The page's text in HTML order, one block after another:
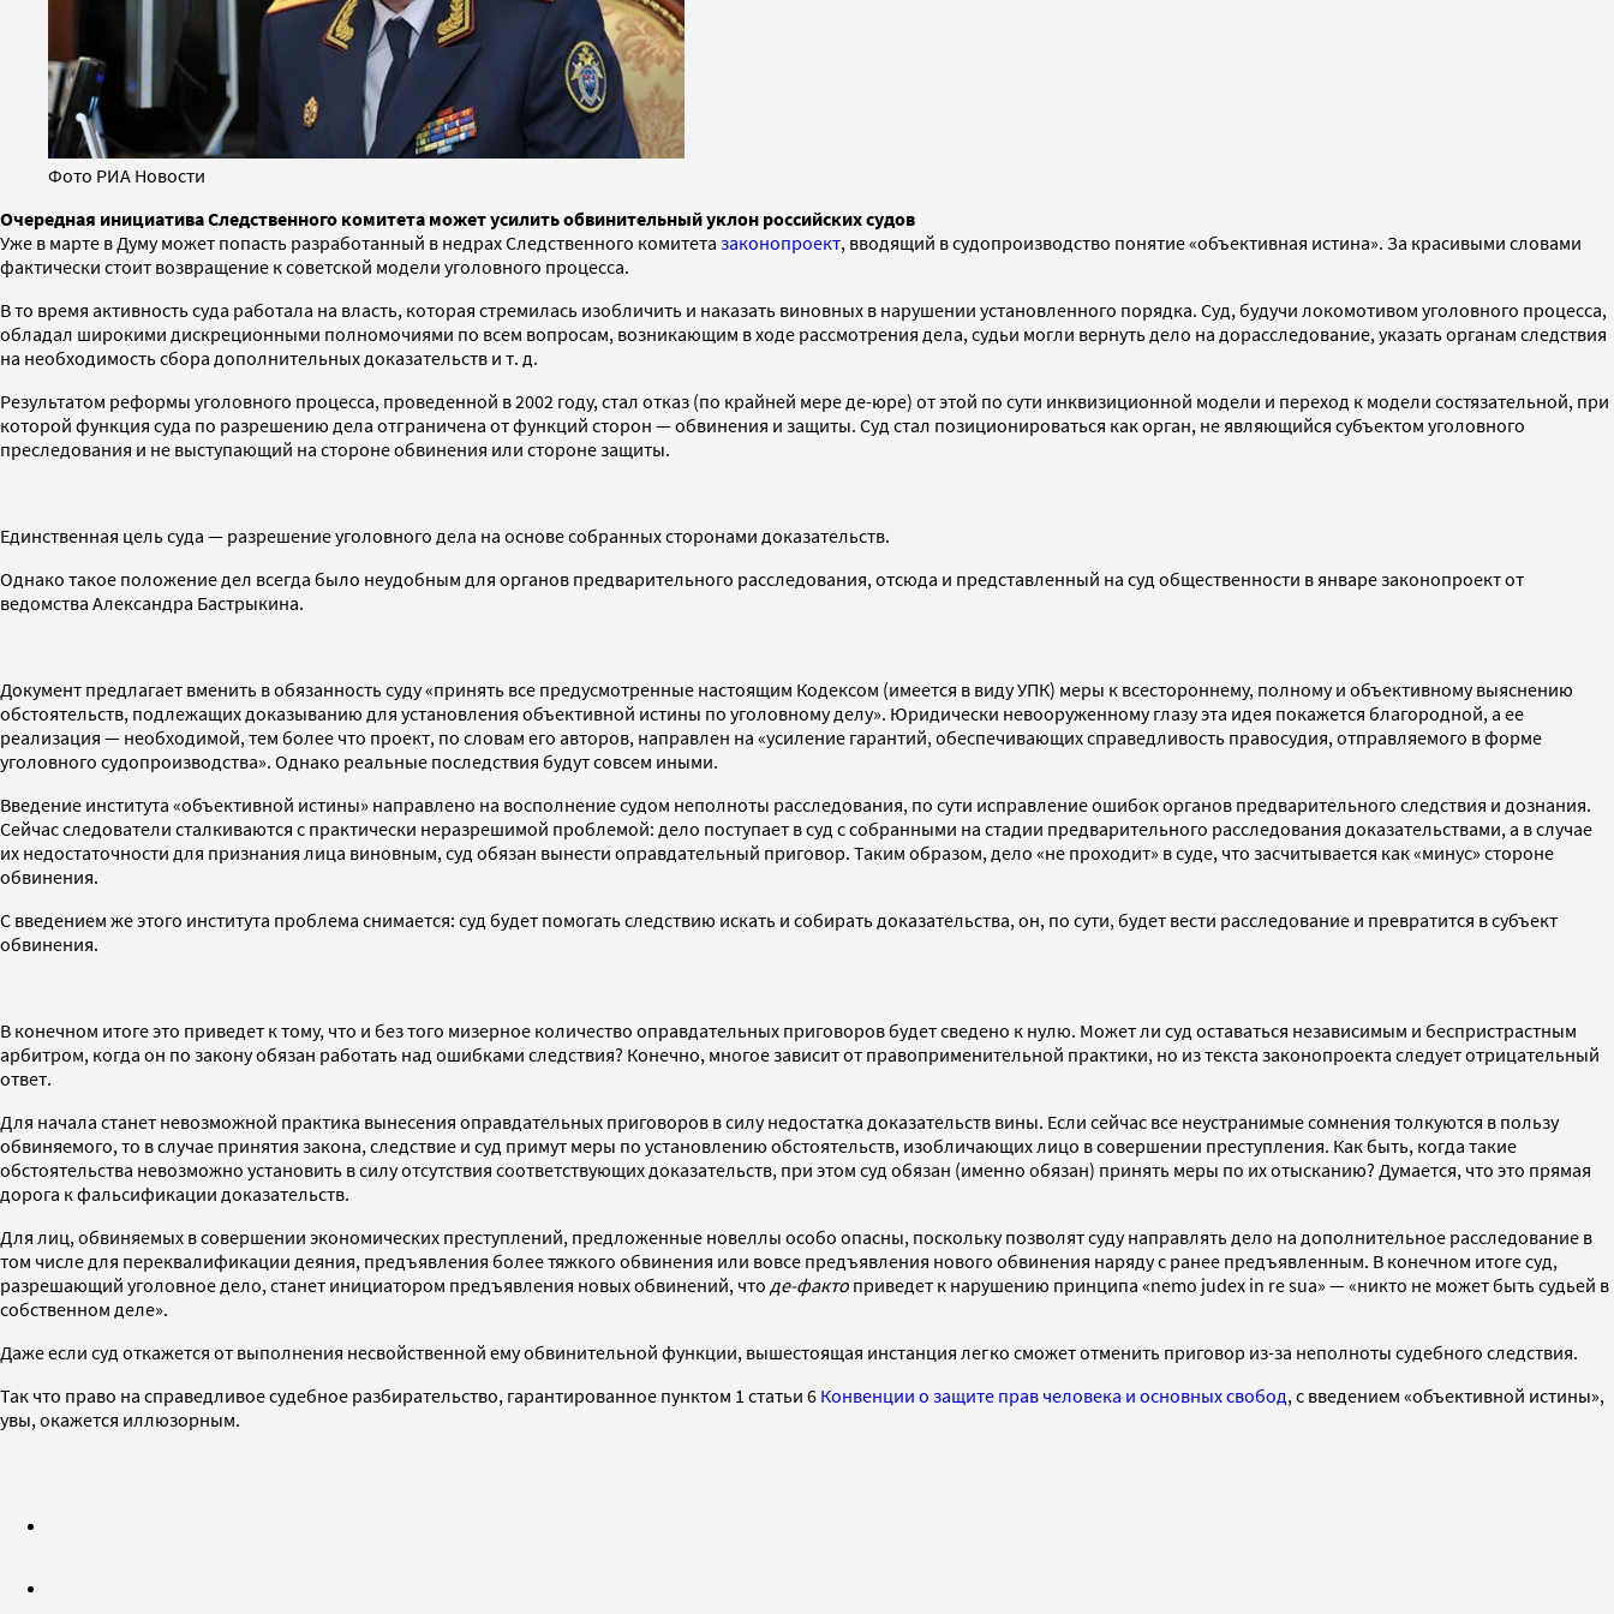
Фото РИА Новости
Очередная инициатива Следственного комитета может усилить обвинительный уклон российских судов
Уже в марте в Думу может попасть разработанный в недрах Следственного комитета законопроект, вводящий в судопроизводство понятие «объективная истина». За красивыми словами
фактически стоит возвращение к советской модели уголовного процесса.
В то время активность суда работала на власть, которая стремилась изобличить и наказать виновных в нарушении установленного порядка. Суд, будучи локомотивом уголовного процесса,
обладал широкими дискреционными полномочиями по всем вопросам, возникающим в ходе рассмотрения дела, судьи могли вернуть дело на дорасследование, указать органам следствия
на необходимость сбора дополнительных доказательств и т. д.
Результатом реформы уголовного процесса, проведенной в 2002 году, стал отказ (по крайней мере де-юре) от этой по сути инквизиционной модели и переход к модели состязательной, при
которой функция суда по разрешению дела отграничена от функций сторон — обвинения и защиты. Суд стал позиционироваться как орган, не являющийся субъектом уголовного
преследования и не выступающий на стороне обвинения или стороне защиты.
Единственная цель суда — разрешение уголовного дела на основе собранных сторонами доказательств.
Однако такое положение дел всегда было неудобным для органов предварительного расследования, отсюда и представленный на суд общественности в январе законопроект от
ведомства Александра Бастрыкина.
Документ предлагает вменить в обязанность суду «принять все предусмотренные настоящим Кодексом (имеется в виду УПК) меры к всестороннему, полному и объективному выяснению
обстоятельств, подлежащих доказыванию для установления объективной истины по уголовному делу». Юридически невооруженному глазу эта идея покажется благородной, а ее
реализация — необходимой, тем более что проект, по словам его авторов, направлен на «усиление гарантий, обеспечивающих справедливость правосудия, отправляемого в форме
уголовного судопроизводства». Однако реальные последствия будут совсем иными.
Введение института «объективной истины» направлено на восполнение судом неполноты расследования, по сути исправление ошибок органов предварительного следствия и дознания.
Сейчас следователи сталкиваются с практически неразрешимой проблемой: дело поступает в суд с собранными на стадии предварительного расследования доказательствами, а в случае
их недостаточности для признания лица виновным, суд обязан вынести оправдательный приговор. Таким образом, дело «не проходит» в суде, что засчитывается как «минус» стороне
обвинения.
С введением же этого института проблема снимается: суд будет помогать следствию искать и собирать доказательства, он, по сути, будет вести расследование и превратится в субъект
обвинения.
В конечном итоге это приведет к тому, что и без того мизерное количество оправдательных приговоров будет сведено к нулю. Может ли суд оставаться независимым и беспристрастным
арбитром, когда он по закону обязан работать над ошибками следствия? Конечно, многое зависит от правоприменительной практики, но из текста законопроекта следует отрицательный
ответ.
Для начала станет невозможной практика вынесения оправдательных приговоров в силу недостатка доказательств вины. Если сейчас все неустранимые сомнения толкуются в пользу
обвиняемого, то в случае принятия закона, следствие и суд примут меры по установлению обстоятельств, изобличающих лицо в совершении преступления. Как быть, когда такие
обстоятельства невозможно установить в силу отсутствия соответствующих доказательств, при этом суд обязан (именно обязан) принять меры по их отысканию? Думается, что это прямая
дорога к фальсификации доказательств.
Для лиц, обвиняемых в совершении экономических преступлений, предложенные новеллы особо опасны, поскольку позволят суду направлять дело на дополнительное расследование в
том числе для переквалификации деяния, предъявления более тяжкого обвинения или вовсе предъявления нового обвинения наряду с ранее предъявленным. В конечном итоге суд,
разрешающий уголовное дело, станет инициатором предъявления новых обвинений, что де-факто приведет к нарушению принципа «nemo judex in re sua» — «никто не может быть судьей в
собственном деле».
Даже если суд откажется от выполнения несвойственной ему обвинительной функции, вышестоящая инстанция легко сможет отменить приговор из-за неполноты судебного следствия.
Так что право на справедливое судебное разбирательство, гарантированное пунктом 1 статьи 6 Конвенции о защите прав человека и основных свобод, с введением «объективной истины»,
увы, окажется иллюзорным.